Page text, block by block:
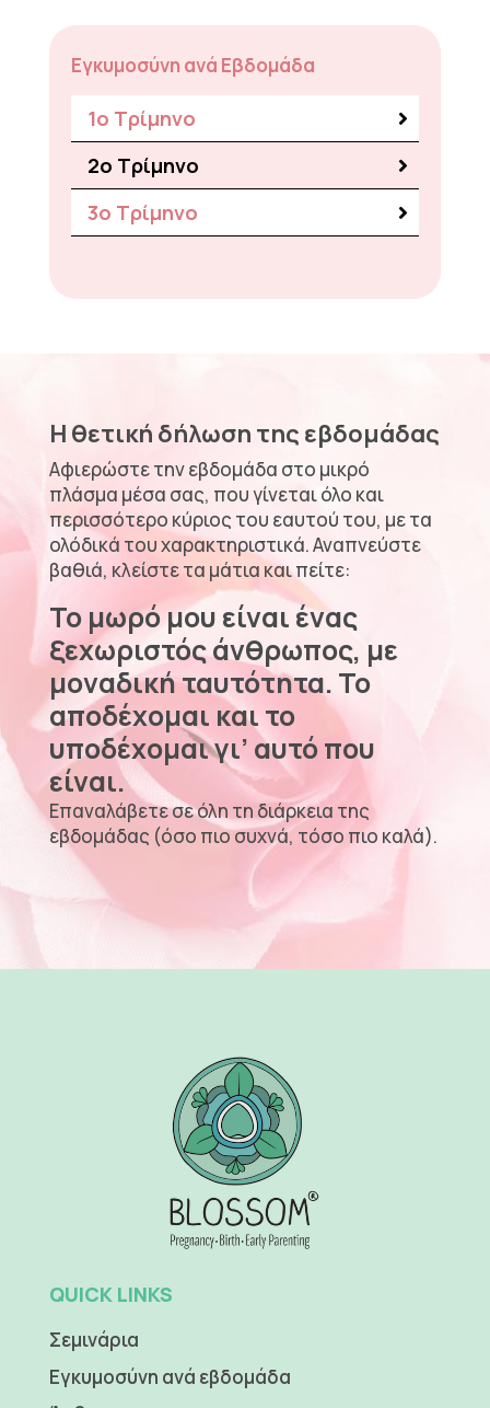
Εγκυμοσύνη ανά Εβδομάδα
1ο Τρίμηνο
2o Τρίμηνο
3o Τρίμηνο
Η θετική δήλωση της εβδομάδας
Αφιερώστε την εβδομάδα στο μικρό
πλάσμα μέσα σας, που γίνεται όλο και
περισσότερο κύριος του εαυτού του, με τα
ολόδικά του χαρακτηριστικά. Αναπνεύστε
βαθιά, κλείστε τα μάτια και πείτε:
Το μωρό μου είναι ένας
ξεχωριστός άνθρωπος, με
μοναδική ταυτότητα. Το
αποδέχομαι και το
υποδέχομαι γι’ αυτό που
είναι.
Επαναλάβετε σε όλη τη διάρκεια της
εβδομάδας (όσο πιο συχνά, τόσο πιο καλά).
QUICK LINKS
Σεμινάρια
Εγκυμοσύνη ανά εβδομάδα